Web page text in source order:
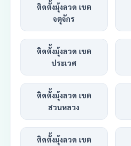
ติดตั้งมุ้งลวด เขต
จตุจักร
ติดตั้งมุ้งลวด เขต
ประเวศ
ติดตั้งมุ้งลวด เขต
สวนหลวง
ติดตั้งมุ้งลวด เขต